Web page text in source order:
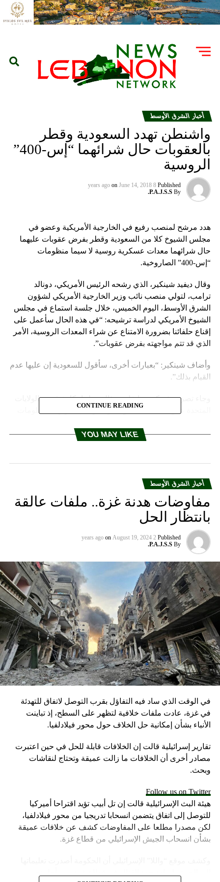
أخبار الشرق الأوسط
واشنطن تهدد السعودية وقطر
بالعقوبات حال شرائهما “إس-400”
الروسية
Published
8 years ago
on June 14, 2018
By
P.A.J.S.S.
هدد مرشح لمنصب رفيع في الخارجية الأمريكية وعضو في
مجلس الشيوخ كلا من السعودية وقطر بفرض عقوبات عليهما
حال شرائهما معدات عسكرية روسية لا سيما منظومات
“إس-400” الصاروخية.
وقال ديفيد شينكير، الذي رشحه الرئيس الأمريكي، دونالد
ترامب، لتولي منصب نائب وزير الخارجية الأمريكي لشؤون
الشرق الأوسط، اليوم الخميس، خلال جلسة استماع في مجلس
الشيوخ الأمريكي لدراسة ترشيحه: “في هذه الحال سأعمل على
إقناع حلفائنا بضرورة الامتناع عن شراء المعدات الروسية، الأمر
الذي قد تتم مواجهته بفرض عقوبات”.
وأضاف شينكير: “بعبارات أخرى، سأقول للسعودية إن عليها عدم
القيام بذلك”.
وجاء تصريح شينكير ردا على سؤال حول إمكانية فرض الولايات
المتحدة عقوبات على السعودية وقطر حال شرائهما منظومات
وأكد شينكير أن الولايات المتحدة ستعمل على تطبيق عقوبات
وذلك وفقا لـ”قانون التصدي للأعداء من خلال العقوبات”، الذي
تبناه الكونغرس في عام 2016 لتشديد الضغط على روسيا.
وخلال جلسة الاستماع قال كبير الديمقراطيين في لجنة العلاقات
الدولية بمجلس الشيوخ، السيناتور بوب ميندز، متوجها إلى
شينكير: “سنضغط بشدة في مسألة تطبيق هذه العقوبات حال
اختيار تلك الأطراف ذلك (شراء الأسلحة الروسية). ونأمل في أن
تلتزم أنت بهذا الموقف خلال أداء دورك”.
ورد شينكير بالقول: “بالطبع، يا سيناتور!”.
ويأتي هذا التصريح في الوقت الذي تعمل فيه الولايات المتحدة
بالضغط على تركيا، التي أبرمت سابقا صفقة مع روسيا حول
شراء بطاريتين من منظومات “إس-400” الصاروخية للدفاع
الجوي.
وهددت الولايات المتحدة الحكومة التركية بإلغاء الاتفاق الخاص
بتزويد الجيش التركي بمقاتلات أمريكية من نوع “F-35” في حال
حصول أنقرة على المنظومات الروسية، فيما وصفت تركيا هذا
المطلب بالابتزاز وتعهدت بالرد على واشنطن حال إقدامها على
اتخاذ هذه الخطوة.
المصدر: رويترز + وكالات
RELATED TOPICS:
UP
DON'T MISS
ترامب يستمتع برفقة العدو كيم!
CONTINUE READING
YOU MAY LIKE
أخبار الشرق الأوسط
مفاوضات هدنة غزة.. ملفات عالقة
بانتظار الحل
Published
2 years ago
on August 19, 2024
By
P.A.J.S.S.
في الوقت الذي ساد فيه التفاؤل بقرب التوصل لاتفاق للتهدئة
في غزة، عادت ملفات خلافية لتظهر على السطح، إذ تباينت
الأنباء بشأن إمكانية حل الخلاف حول محور فيلادلفيا.
تقارير إسرائيلية قالت إن الخلافات قابلة للحل في حين اعتبرت
مصادر أخرى أن الخلافات ما زالت عميقة وتحتاج لنقاشات
وبحث.
Follow us on Twitter
هيئة البث الإسرائيلية قالت إن تل أبيب تؤيد اقتراحا أميركيا
للتوصل إلى اتفاق يتضمن انسحابا تدريجيا من محور فيلادلفيا،
لكن مصدرا مطلعا على المفاوضات كشف عن خلافات عميقة
بشأن انسحاب الجيش الإسرائيلي من قطاع غزة.